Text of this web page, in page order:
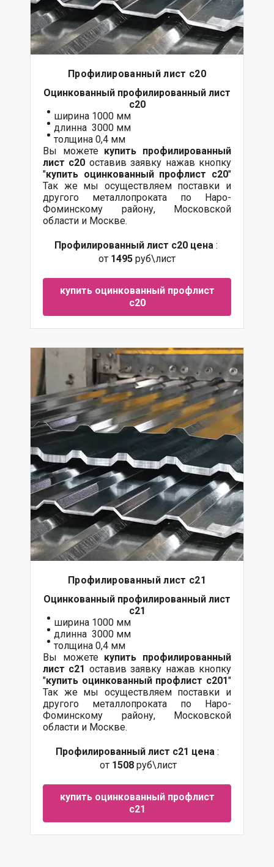
Профилированный лист с20
Оцинкованный профилированный лист
с20
ширина 1000 мм
длинна 3000 мм
толщина 0,4 мм
Вы можете купить профилированный
лист с20 оставив заявку нажав кнопку
"купить оцинкованный профлист с20"
Так же мы осуществляем поставки и
другого металлопроката по Наро-
Фоминскому району, Московской
области и Москве.
Профилированный лист с20 цена :
от 1495 руб\лист
купить оцинкованный профлист
с20
Профилированный лист с21
Оцинкованный профилированный лист
с21
ширина 1000 мм
длинна 3000 мм
толщина 0,4 мм
Вы можетекупить профилированный
лист с21 оставив заявку нажав кнопку
"купить оцинкованный профлист с201"
Так же мы осуществляем поставки и
другого металлопроката по Наро-
Фоминскому району, Московской
области и Москве.
Профилированный лист с21 цена :
от 1508 руб\лист
купить оцинкованный профлист
с21